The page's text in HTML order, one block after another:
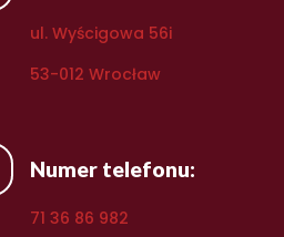
ul. Wyścigowa 56i
53-012 Wrocław
Numer telefonu:
71 36 86 982